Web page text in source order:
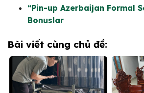
“Pin-up Azerbaijan Formal
Bonuslar
Bài viết cùng chủ đề: